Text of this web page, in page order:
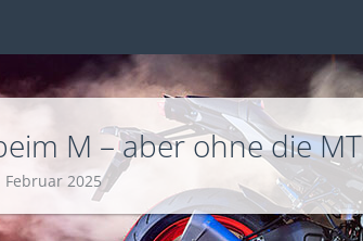
M – aber ohne die MT
Februar 2025